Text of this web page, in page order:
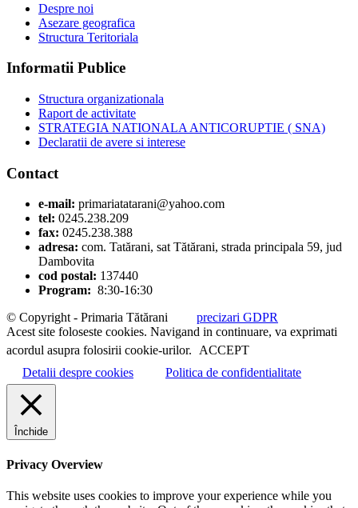
Despre noi
Asezare geografica
Structura Teritoriala
Informatii Publice
Structura organizationala
Raport de activitate
STRATEGIA NATIONALA ANTICORUPTIE ( SNA)
Declaratii de avere si interese
Contact
e-mail: primariatatarani@yahoo.com
tel: 0245.238.209
fax: 0245.238.388
adresa: com. Tatărani, sat Tătărani, strada principala 59, jud
Dambovita
cod postal: 137440
Program: 8:30-16:30
© Copyright - Primaria Tătărani precizari GDPR
Acest site foloseste cookies. Navigand in continuare, va exprimati
acordul asupra folosirii cookie-urilor. ACCEPT
Detalii despre cookies
Politica de confidentialitate
Închide
Privacy Overview
This website uses cookies to improve your experience while you